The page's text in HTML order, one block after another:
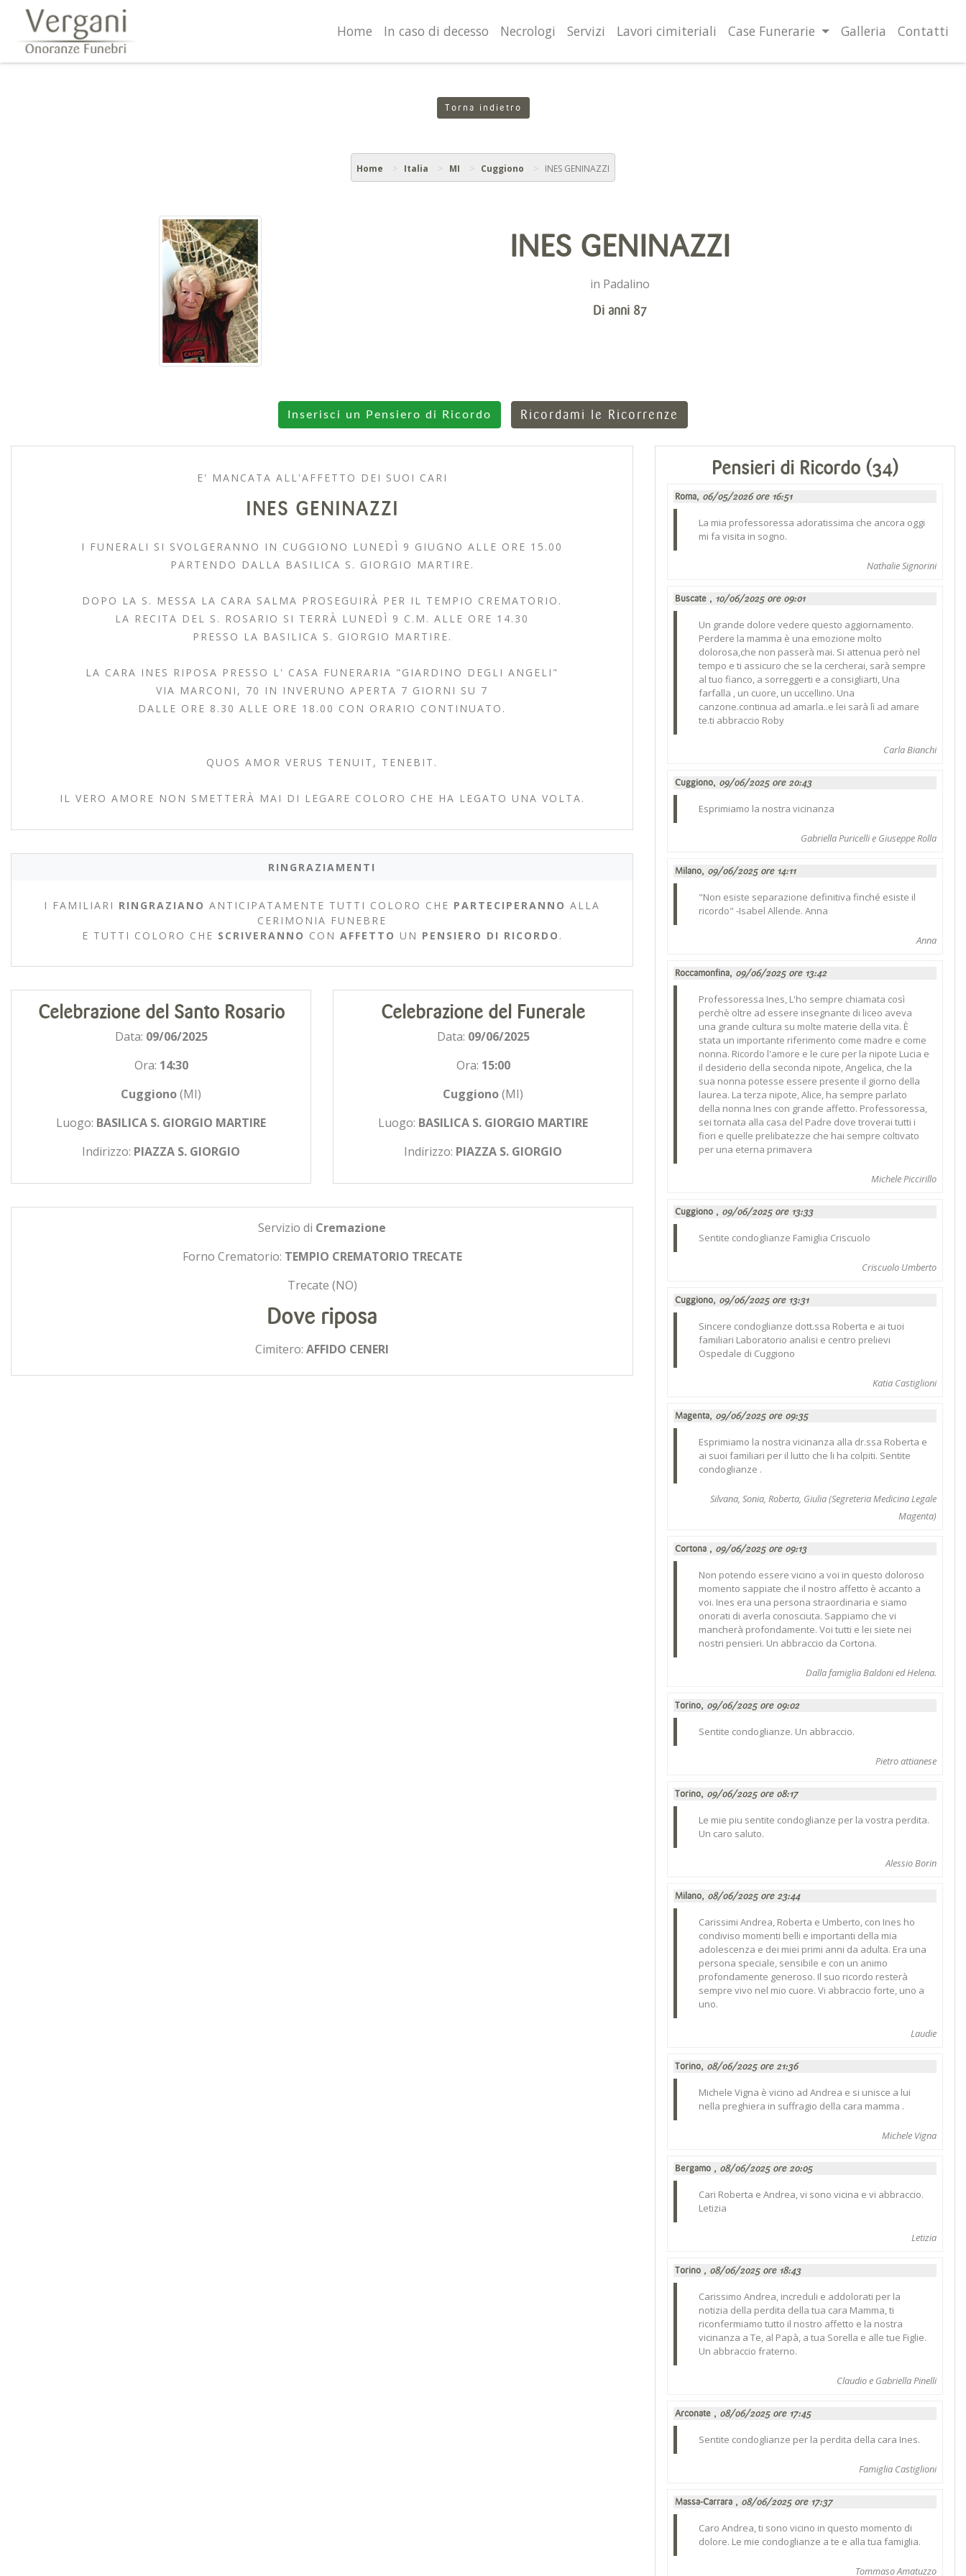
Home In caso di decesso Necrologi Servizi Lavori cimiteriali Case Funerarie Galleria Contatti
Torna indietro
Home Italia MI Cuggiono INES GENINAZZI
INES GENINAZZI
in Padalino
Di anni 87
Inserisci un Pensiero di Ricordo Ricordami le Ricorrenze
E' MANCATA ALL'AFFETTO DEI SUOI CARI
INES GENINAZZI
I FUNERALI SI SVOLGERANNO IN CUGGIONO LUNEDÌ 9 GIUGNO ALLE ORE 15.00
PARTENDO DALLA BASILICA S. GIORGIO MARTIRE.
DOPO LA S. MESSA LA CARA SALMA PROSEGUIRÀ PER IL TEMPIO CREMATORIO.
LA RECITA DEL S. ROSARIO SI TERRÀ LUNEDÌ 9 C.M. ALLE ORE 14.30
PRESSO LA BASILICA S. GIORGIO MARTIRE.
LA CARA INES RIPOSA PRESSO L' CASA FUNERARIA "GIARDINO DEGLI ANGELI"
VIA MARCONI, 70 IN INVERUNO APERTA 7 GIORNI SU 7
DALLE ORE 8.30 ALLE ORE 18.00 CON ORARIO CONTINUATO.
QUOS AMOR VERUS TENUIT, TENEBIT.
IL VERO AMORE NON SMETTERÀ MAI DI LEGARE COLORO CHE HA LEGATO UNA VOLTA.
RINGRAZIAMENTI
I FAMILIARI RINGRAZIANO ANTICIPATAMENTE TUTTI COLORO CHE PARTECIPERANNO ALLA
CERIMONIA FUNEBRE
E TUTTI COLORO CHE SCRIVERANNO CON AFFETTO UN PENSIERO DI RICORDO .
Celebrazione del Santo Rosario
Data: 09/06/2025
Ora: 14:30
Cuggiono(MI)
Luogo: BASILICA S. GIORGIO MARTIRE
Indirizzo: PIAZZA S. GIORGIO
Celebrazione del Funerale
Data: 09/06/2025
Ora: 15:00
Cuggiono(MI)
Luogo: BASILICA S. GIORGIO MARTIRE
Indirizzo: PIAZZA S. GIORGIO
Servizio di Cremazione
Forno Crematorio: TEMPIO CREMATORIO TRECATE
Trecate (NO)
Dove riposa
Cimitero: AFFIDO CENERI
Pensieri di Ricordo (34)
Roma, 06/05/2026 ore 16:51
La mia professoressa adoratissima che ancora oggi
mi fa visita in sogno.
Nathalie Signorini
Buscate , 10/06/2025 ore 09:01
Un grande dolore vedere questo aggiornamento.
Perdere la mamma è una emozione molto
dolorosa,che non passerà mai. Si attenua però nel
tempo e ti assicuro che se la cercherai, sarà sempre
al tuo fianco, a sorreggerti e a consigliarti, Una
farfalla , un cuore, un uccellino. Una
canzone.continua ad amarla..e lei sarà lì ad amare
te.ti abbraccio Roby
Carla Bianchi
Cuggiono, 09/06/2025 ore 20:43
Esprimiamo la nostra vicinanza
Gabriella Puricelli e Giuseppe Rolla
Milano, 09/06/2025 ore 14:11
"Non esiste separazione definitiva finché esiste il
ricordo" -Isabel Allende. Anna
Anna
Roccamonfina, 09/06/2025 ore 13:42
Professoressa Ines, L'ho sempre chiamata così
perchè oltre ad essere insegnante di liceo aveva
una grande cultura su molte materie della vita. È
stata un importante riferimento come madre e come
nonna. Ricordo l'amore e le cure per la nipote Lucia e
il desiderio della seconda nipote, Angelica, che la
sua nonna potesse essere presente il giorno della
laurea. La terza nipote, Alice, ha sempre parlato
della nonna Ines con grande affetto. Professoressa,
sei tornata alla casa del Padre dove troverai tutti i
fiori e quelle prelibatezze che hai sempre coltivato
per una eterna primavera
Michele Piccirillo
Cuggiono , 09/06/2025 ore 13:33
Sentite condoglianze Famiglia Criscuolo
Criscuolo Umberto
Cuggiono, 09/06/2025 ore 13:31
Sincere condoglianze dott.ssa Roberta e ai tuoi
familiari Laboratorio analisi e centro prelievi
Ospedale di Cuggiono
Katia Castiglioni
Magenta, 09/06/2025 ore 09:35
Esprimiamo la nostra vicinanza alla dr.ssa Roberta e
ai suoi familiari per il lutto che li ha colpiti. Sentite
condoglianze .
Silvana, Sonia, Roberta, Giulia (Segreteria Medicina Legale
Magenta)
Cortona , 09/06/2025 ore 09:13
Non potendo essere vicino a voi in questo doloroso
momento sappiate che il nostro affetto è accanto a
voi. Ines era una persona straordinaria e siamo
onorati di averla conosciuta. Sappiamo che vi
mancherà profondamente. Voi tutti e lei siete nei
nostri pensieri. Un abbraccio da Cortona.
Dalla famiglia Baldoni ed Helena.
Torino, 09/06/2025 ore 09:02
Sentite condoglianze. Un abbraccio.
Pietro attianese
Torino, 09/06/2025 ore 08:17
Le mie piu sentite condoglianze per la vostra perdita.
Un caro saluto.
Alessio Borin
Milano, 08/06/2025 ore 23:44
Carissimi Andrea, Roberta e Umberto, con Ines ho
condiviso momenti belli e importanti della mia
adolescenza e dei miei primi anni da adulta. Era una
persona speciale, sensibile e con un animo
profondamente generoso. Il suo ricordo resterà
sempre vivo nel mio cuore. Vi abbraccio forte, uno a
uno.
Laudie
Torino, 08/06/2025 ore 21:36
Michele Vigna è vicino ad Andrea e si unisce a lui
nella preghiera in suffragio della cara mamma .
Michele Vigna
Bergamo , 08/06/2025 ore 20:05
Cari Roberta e Andrea, vi sono vicina e vi abbraccio.
Letizia
Letizia
Torino , 08/06/2025 ore 18:43
Carissimo Andrea, increduli e addolorati per la
notizia della perdita della tua cara Mamma, ti
riconfermiamo tutto il nostro affetto e la nostra
vicinanza a Te, al Papà, a tua Sorella e alle tue Figlie.
Un abbraccio fraterno.
Claudio e Gabriella Pinelli
Arconate , 08/06/2025 ore 17:45
Sentite condoglianze per la perdita della cara Ines.
Famiglia Castiglioni
Massa-Carrara , 08/06/2025 ore 17:37
Caro Andrea, ti sono vicino in questo momento di
dolore. Le mie condoglianze a te e alla tua famiglia.
Tommaso Amatuzzo
Questo sito o gli strumenti terzi da questo utilizzati si avvalgono di cookie necessari al funzionamento ed utili alle finalità illustrate nella cookie policy. Chiudendo questo banner,
scorrendo questa pagina, cliccando su un link o proseguendo la navigazione in altra maniera, acconsenti all’uso dei cookie. Ulteriori informazioni OK